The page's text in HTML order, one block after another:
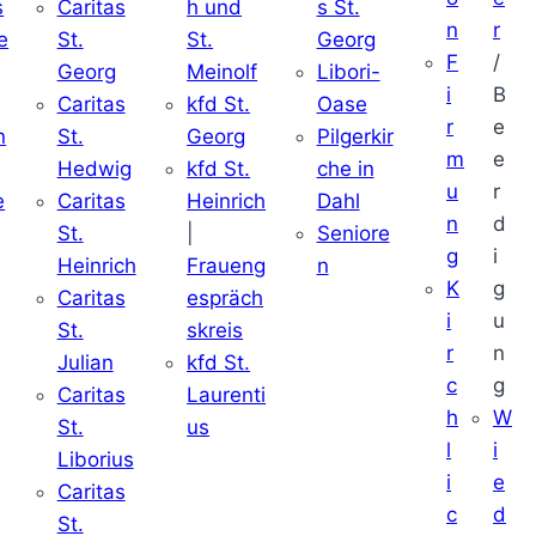
Caritas
St.
Georg
Caritas
St.
Hedwig
Caritas
St.
Heinrich
Caritas
St.
Julian
Caritas
St.
Liborius
Caritas
St.
h und
St.
Meinolf
kfd St.
Georg
kfd St.
Heinrich
Fraueng
espräch
skreis
kfd St.
Laurenti
us
s St.
Georg
Libori-
Oase
Pilgerkir
che in
Dahl
Seniore
n
n
F
i
r
m
u
n
g
K
i
r
c
h
l
i
c
r
/
B
e
e
r
d
i
g
u
n
g
W
i
e
d